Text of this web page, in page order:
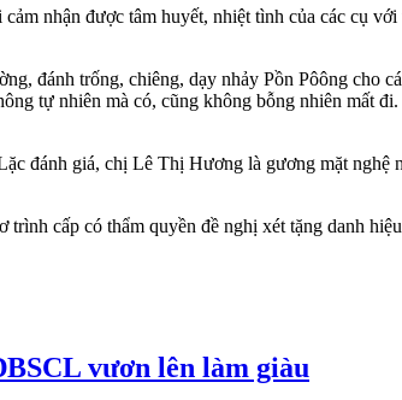
nhận được tâm huyết, nhiệt tình của các cụ
đánh trống, chiêng, dạy nhảy Pồn Pôông cho
tự nhiên mà có, cũng không bỗng nhiên mất
đánh giá, chị Lê Thị Hương là gương mặt nghệ
trình cấp có thẩm quyền đề nghị xét tặng danh
vươn lên làm giàu